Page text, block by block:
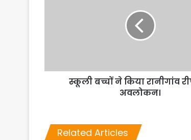
स्कूली बच्चों ने किया रानीगांव
अवलोकन।
Related Articles